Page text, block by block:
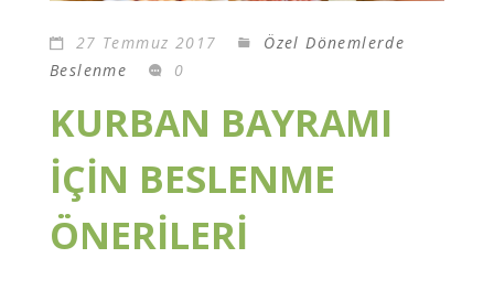
27 Temmuz 2017
Özel Dönemlerde
Beslenme
0
KURBAN BAYRAMI
İÇİN BESLENME
ÖNERİLERİ